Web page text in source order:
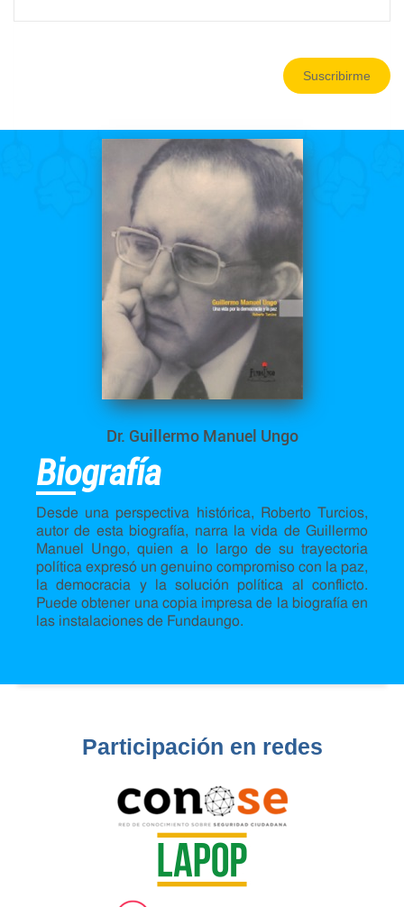
Suscribirme
Dr. Guillermo Manuel Ungo
Biografía
Desde una perspectiva histórica, Roberto Turcios,
autor de esta biografía, narra la vida de Guillermo
Manuel Ungo, quien a lo largo de su trayectoria
política expresó un genuino compromiso con la paz,
la democracia y la solución política al conflicto.
Puede obtener una copia impresa de la biografía en
las instalaciones de Fundaungo.
Participación en redes